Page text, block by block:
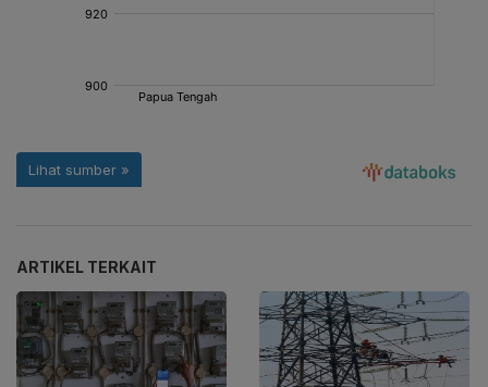
ARTIKEL TERKAIT